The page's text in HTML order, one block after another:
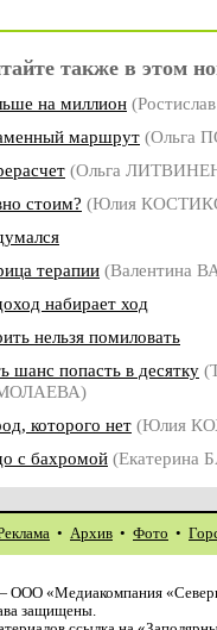
также в этом
на миллион
маршрут (Ольга
(Ольга
стоим? (Юлия
терапии (Валентина
набирает ход
нельзя помиловать
шанс попасть в десятку
которого нет (Юлия
с бахромой (Екатерина
• Архив • Фото •
ООО «Медиакомпания
защищены.